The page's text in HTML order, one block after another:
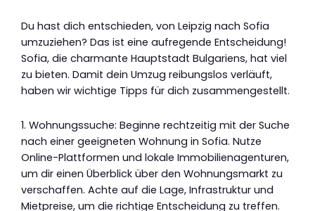
Du hast dich entschieden, von Leipzig nach Sofia
umzuziehen? Das ist eine aufregende Entscheidung!
Sofia, die charmante Hauptstadt Bulgariens, hat viel
zu bieten. Damit dein Umzug reibungslos verläuft,
haben wir wichtige Tipps für dich zusammengestellt.
1. Wohnungssuche: Beginne rechtzeitig mit der Suche
nach einer geeigneten Wohnung in Sofia. Nutze
Online-Plattformen und lokale Immobilienagenturen,
um dir einen Überblick über den Wohnungsmarkt zu
verschaffen. Achte auf die Lage, Infrastruktur und
Mietpreise, um die richtige Entscheidung zu treffen.